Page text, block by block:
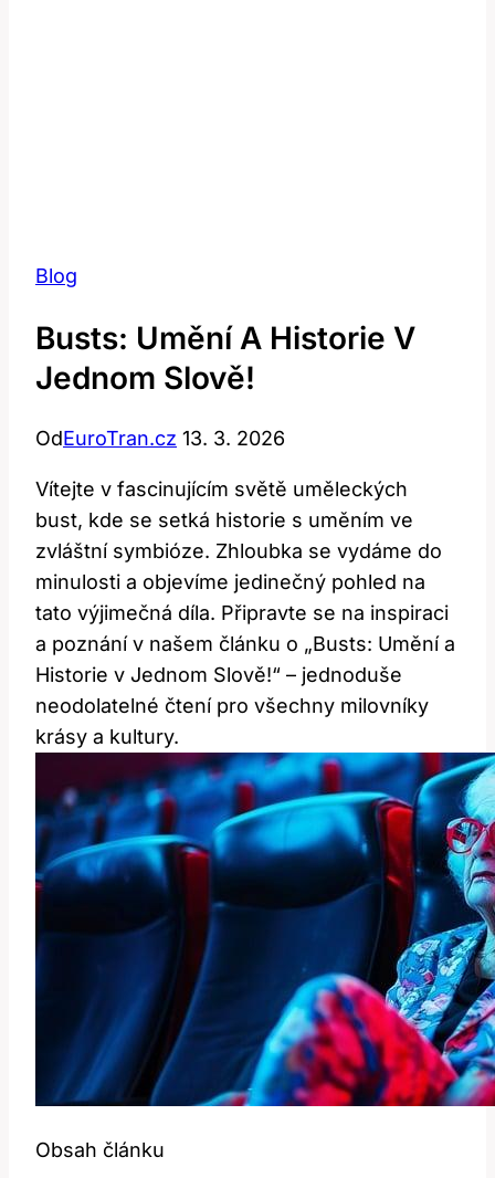
Blog
Busts: Umění A Historie V
Jednom Slově!
OdEuroTran.cz 13. 3. 2026
Vítejte v fascinujícím světě uměleckých
bust, kde se setká historie s uměním ve
zvláštní symbióze. Zhloubka se vydáme do
minulosti a objevíme jedinečný pohled na
tato výjimečná díla. Připravte se na inspiraci
a poznání v našem článku o „Busts: Umění a
Historie v Jednom Slově!“ – jednoduše
neodolatelné čtení pro všechny milovníky
krásy a kultury.
Obsah článku